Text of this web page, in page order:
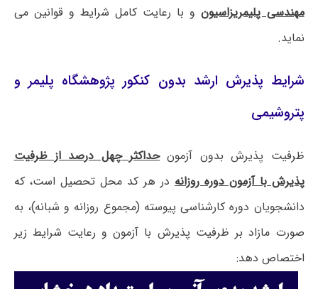
مهندسی پلیمریزاسیونو با رعایت کامل شرایط و قوانین می
نماید.
شرایط پذیرش ارشد بدون کنکور پژوهشگاه پلیمر و
پتروشیمی
ظرفیت پذیرش بدون آزمونحداکثر چهل درصد از ظرفیت
پذیرش با آزمون دوره روزانهدر هر کد محل تحصیل است، که
دانشجویان دوره کارشناسی پیوسته (مجموع روزانه و شبانه)، به
صورت مازاد بر ظرفیت پذیرش با آزمون و رعایت شرایط زیر
اختصاص دهد: